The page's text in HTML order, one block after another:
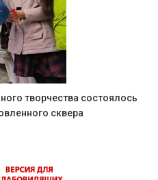
творчества состоялось
сквера